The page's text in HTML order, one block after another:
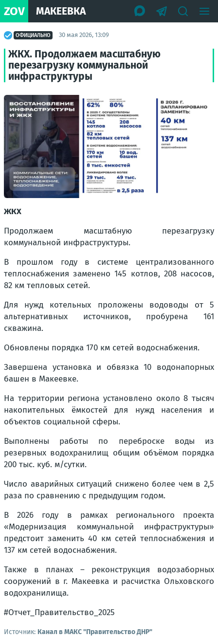
ZOV МАКЕЕВКА
ОФИЦИАЛЬНО 30 мая 2026, 13:09
ЖКХ. Продолжаем масштабную
перезагрузку коммунальной
инфраструктуры
ЖКХ
Продолжаем масштабную перезагрузку
коммунальной инфраструктуры.
В прошлом году в системе централизованного
теплоснабжения заменено 145 котлов, 208 насосов,
82 км тепловых сетей.
Для нужд котельных проложены водоводы от 5
альтернативных источников, пробурена 161
скважина.
Обновлены порядка 170 км сетей водоснабжения.
Завершена установка и обвязка 10 водонапорных
башен в Макеевке.
На территории региона установлено около 8 тысяч
накопительных ёмкостей для нужд населения и
объектов социальной сферы.
Выполнены работы по переброске воды из
резервных водохранилищ общим объёмом порядка
200 тыс. куб. м/сутки.
Число аварийных ситуаций снижено более чем в 2,5
раза по сравнению с предыдущим годом.
В 2026 году в рамках регионального проекта
«Модернизация коммунальной инфраструктуры»
предстоит заменить 40 км сетей теплоснабжения и
137 км сетей водоснабжения.
Также в планах – реконструкция водозаборных
сооружений в г. Макеевка и расчистка Ольховского
водохранилища.
#Отчет_Правительство_2025
Источник: Канал в МАКС "Правительство ДНР"